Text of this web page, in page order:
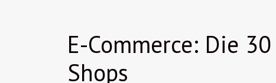
E-Commerce: Die
Shops